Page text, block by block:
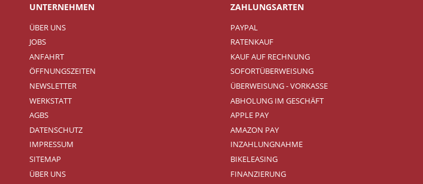
UNTERNEHMEN
ÜBER UNS
JOBS
ANFAHRT
ÖFFNUNGSZEITEN
NEWSLETTER
WERKSTATT
AGBS
DATENSCHUTZ
IMPRESSUM
SITEMAP
ÜBER UNS
ZAHLUNGSARTEN
PAYPAL
RATENKAUF
KAUF AUF RECHNUNG
SOFORTÜBERWEISUNG
ÜBERWEISUNG - VORKASSE
ABHOLUNG IM GESCHÄFT
APPLE PAY
AMAZON PAY
INZAHLUNGNAHME
BIKELEASING
FINANZIERUNG